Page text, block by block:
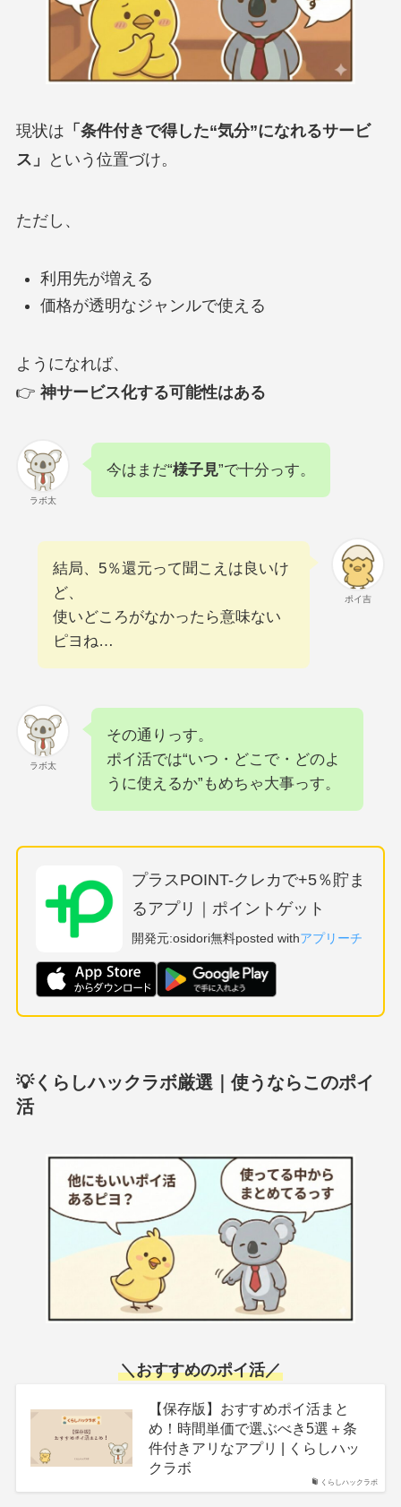
現状は 「条件付きで得した“気分”になれるサービ
ス」
という位置づけ。
ただし、
利用先が増える
価格が透明なジャンルで使える
ようになれば、
👉 神サービス化する可能性はある
ラボ太
今はまだ“様子見”で十分っす。
ポイ吉
結局、5％還元って聞こえは良いけ
ど、
使いどころがなかったら意味ない
ピヨね…
ラボ太
その通りっす。
ポイ活では“いつ・どこで・どのよ
うに使えるか”もめちゃ大事っす。
プラスPOINT-クレカで+5％貯ま
るアプリ｜ポイントゲット
開発元:osidori無料posted withアプリーチ
💡くらしハックラボ厳選｜使うならこのポイ
活
＼おすすめのポイ活／
くらしハックラボ
【保存版】おすすめポイ活まと
め！時間単価で選ぶべき5選＋条
件付きアリなアプリ | くらしハッ
クラボ